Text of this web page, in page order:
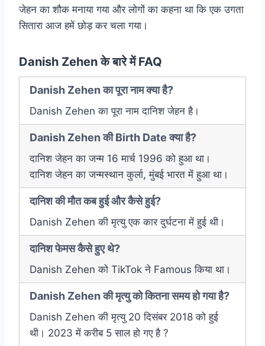
जेहन का शौक मनाया गया और लोगों का कहना था कि एक उगता
सितारा आज हमें छोड़ कर चला गया।
Danish Zehen के बारे में FAQ
Danish Zehen का पूरा नाम क्या है?
Danish Zehen का पूरा नाम दानिश जेहन है।
Danish Zehen की Birth Date क्या है?
दानिश जेहन का जन्म 16 मार्च 1996 को हुआ था।
दानिश जेहन का जन्मस्थान कुर्ला, मुंबई भारत में हुआ था।
दानिश की मौत कब हुई और कैसे हुई?
Danish Zehen की मृत्यु एक कार दुर्घटना में हुई थी।
दानिश फेमस कैसे हुए थे?
Danish Zehen को TikTok ने Famous किया था।
Danish Zehen की मृत्यु को कितना समय हो गया है?
Danish Zehen की मृत्यु 20 दिसंबर 2018 को हुई
थी। 2023 में करीब 5 साल हो गए है ?